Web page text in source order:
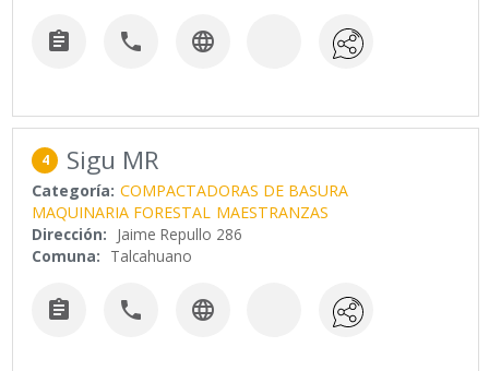
  
4 Sigu MR
Categoría: COMPACTADORAS DE BASURA
MAQUINARIA FORESTAL MAESTRANZAS
Dirección: Jaime Repullo 286
Comuna: Talcahuano
  